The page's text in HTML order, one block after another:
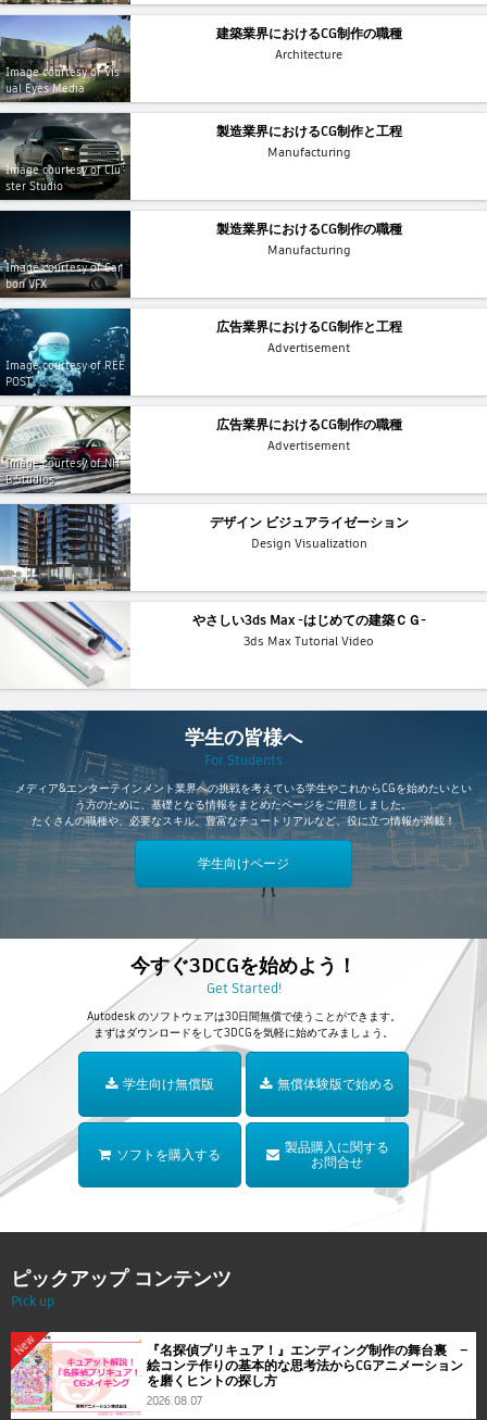
Image courtesy of Vis
ual Eyes Media
建築業界におけるCG制作の職種
Architecture
Image courtesy of Clu
ster Studio
製造業界におけるCG制作と工程
Manufacturing
Image courtesy of Car
bon VFX
製造業界におけるCG制作の職種
Manufacturing
Image courtesy of REE
POST
広告業界におけるCG制作と工程
Advertisement
Image courtesy of NH
B Studios
広告業界におけるCG制作の職種
Advertisement
デザイン ビジュアライゼーション
Design Visualization
やさしい3ds Max -はじめての建築ＣＧ-
3ds Max Tutorial Video
学生の皆様へ
For Students
メディア&エンターテインメント業界への挑戦を考えている学生やこれからCGを始めたいとい
う方のために、基礎となる情報をまとめたページをご用意しました。
たくさんの職種や、必要なスキル、豊富なチュートリアルなど、役に立つ情報が満載！
学生向けページ
今すぐ3DCGを始めよう！
Get Started!
Autodesk のソフトウェアは30日間無償で使うことができます。
まずはダウンロードをして3DCGを気軽に始めてみましょう。
学生向け無償版 無償体験版で始める
ソフトを購入する
製品購入に関する
お問合せ
ピックアップ コンテンツ
Pick up
New
『名探偵プリキュア！』エンディング制作の舞台裏 ―
絵コンテ作りの基本的な思考法からCGアニメーション
を磨くヒントの探し方
2026.08.07